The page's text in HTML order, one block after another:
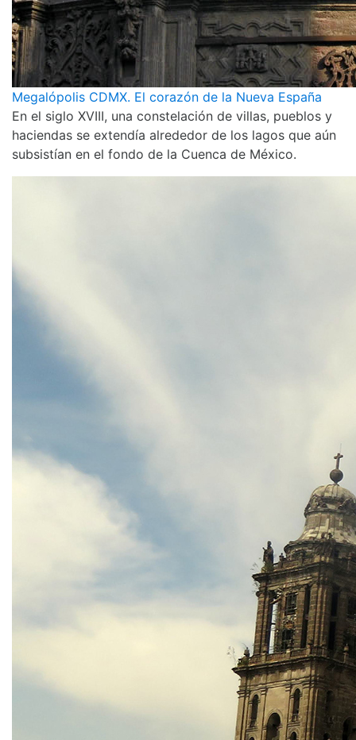
Megalópolis CDMX. El corazón de la Nueva España
En el siglo XVIII, una constelación de villas, pueblos y
haciendas se extendía alrededor de los lagos que aún
subsistían en el fondo de la Cuenca de México.